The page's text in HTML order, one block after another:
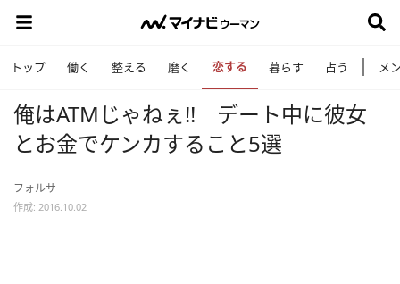
トップ 働く 整える 磨く 恋する 暮らす 占う メ
俺はATMじゃねぇ!! デート中に彼女
とお金でケンカすること5選
フォルサ
作成: 2016.10.02